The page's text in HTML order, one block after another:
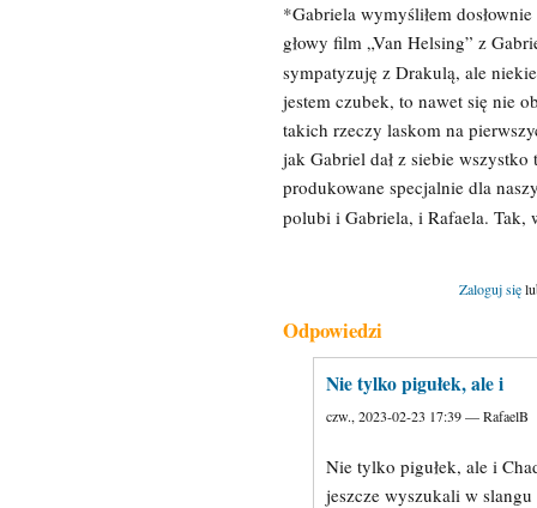
*Gabriela wymyśliłem
głowy film „Van Helsing” z
sympatyzuję z Drakulą, ale
jestem czubek, to nawet się nie
takich rzeczy laskom na
jak Gabriel dał z siebie
produkowane specjalnie dla
polubi i Gabriela, i Rafaela.
Zaloguj się
Odpowiedzi
Nie tylko pigułek, ale i
czw., 2023-02-23 17:39 — RafaelB
Nie tylko pigułek, ale i
jeszcze wyszukali w